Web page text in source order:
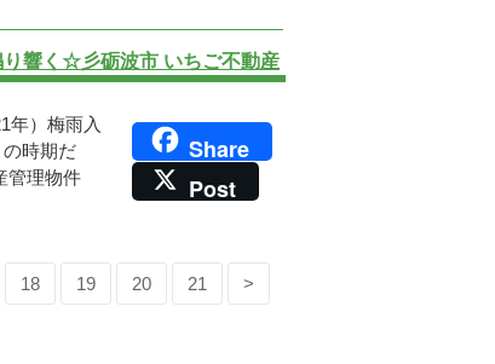
響く☆彡砺波市 いちご不動産
）梅雨入
時期だ
管理物件
Share
Post
18 19 20 21 >